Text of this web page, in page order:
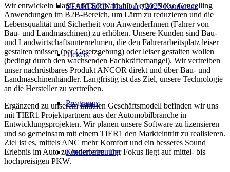
STARTERiN Hamburg 2025 Konferenz
Tickets
Programm
Kinderbetreuung
Wir entwickeln Hard- und Software für Active Noise Cancelling
Anwendungen im B2B-Bereich, um Lärm zu reduzieren und die
Lebensqualität und Sicherheit von AnwenderInnen (Fahrer von
Bau- und Landmaschinen) zu erhöhen. Unsere Kunden sind Bau-
und Landwirtschaftsunternehmen, die den Fahrerarbeitsplatz leiser
gestalten müssen (per Gesetzgebung) oder leiser gestalten wollen
(bedingt durch den wachsenden Fachkräftemangel). Wir vertreiben
unser nachrüstbares Produkt ANCOR direkt und über Bau- und
Landmaschinenhändler. Langfristig ist das Ziel, unsere Technologie
an die Hersteller zu vertreiben.
Ergänzend zu unserem initialen Geschäftsmodell befinden wir uns
mit TIER1 Projektpartnern aus der Automobilbranche in
Entwicklungsprojekten. Wir planen unsere Software zu lizensieren
und so gemeinsam mit einem TIER1 den Markteintritt zu realisieren.
Ziel ist es, mittels ANC mehr Komfort und ein besseres Sound
Erlebnis im Auto zu generieren. Der Fokus liegt auf mittel- bis
hochpreisigen PKW.